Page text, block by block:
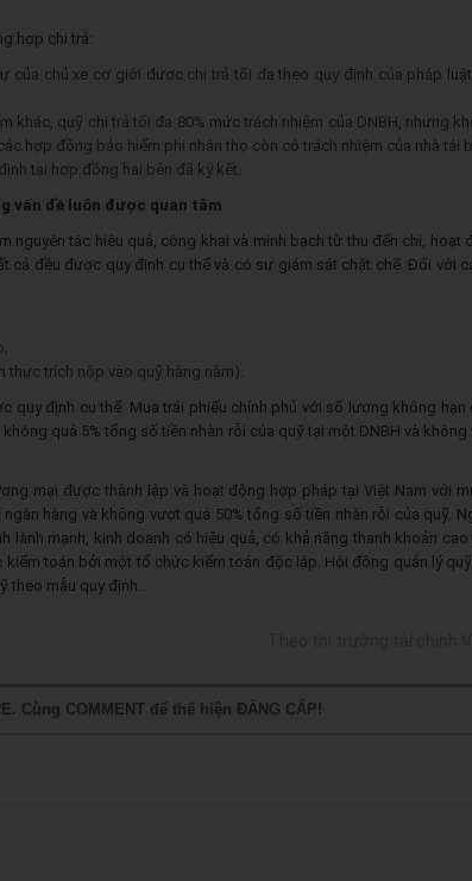
hợp chi trả:
của chủ xe cơ giới được chi trả tối đa theo quy định của pháp
khác, quỹ chi trả tối đa 80% mức trách nhiệm của DNBH, nhưng
hợp đồng bảo hiểm phi nhân thọ còn có trách nhiệm của nhà tái
tại hợp đồng hai bên đã ký kết.
vấn đề luôn được quan tâm
nguyên tắc hiệu quả, công khai và minh bạch từ thu đến chi, hoạt
cả đều được quy định cụ thể và có sự giám sát chặt chẽ. Đối với
thực trích nộp vào quỹ hằng năm).
quy định cụ thể: Mua trái phiếu chính phủ với số lượng không hạn
quá 5% tổng số tiền nhàn rỗi của quỹ tại một DNBH và không
mại được thành lập và hoạt động hợp pháp tại Việt Nam với
hàng và không vượt quá 50% tổng số tiền nhàn rỗi của quỹ.
lành mạnh, kinh doanh có hiệu quả, có khả năng thanh khoản cao
toán bởi một tổ chức kiểm toán độc lập. Hội đồng quản lý
theo mẫu quy định…
Cùng COMMENT để thể hiện ĐẲNG CẤP!